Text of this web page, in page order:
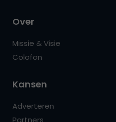
Over
Missie & Visie
Colofon
Kansen
Adverteren
Partners